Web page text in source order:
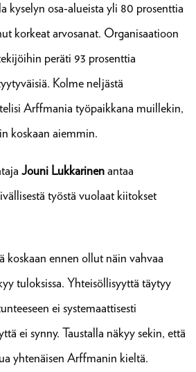
kyselyn osa-alueista yli 80 prosenttia
korkeat arvosanat. Organisaatioon
peräti 93 prosenttia
Kolme neljästä
Arffmania työpaikkana muillekin,
koskaan aiemmin.
Jouni Lukkarinenantaa
työstä vuolaat kiitokset
koskaan ennen ollut näin vahvaa
tuloksissa. Yhteisöllisyyttä täytyy
ei systemaattisesti
ei synny. Taustalla näkyy sekin, että
yhtenäisen Arffmanin kieltä.